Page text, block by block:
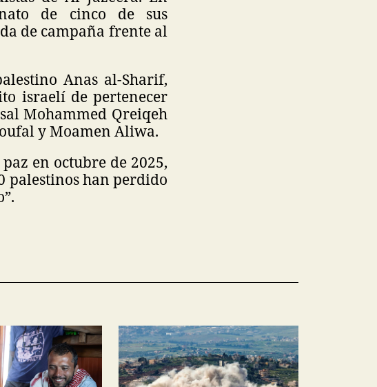
de cinco de sus
de campaña frente al
Anas al-Sharif,
israelí de pertenecer
Mohammed Qreiqeh
y Moamen Aliwa.
en octubre de 2025,
palestinos han perdido